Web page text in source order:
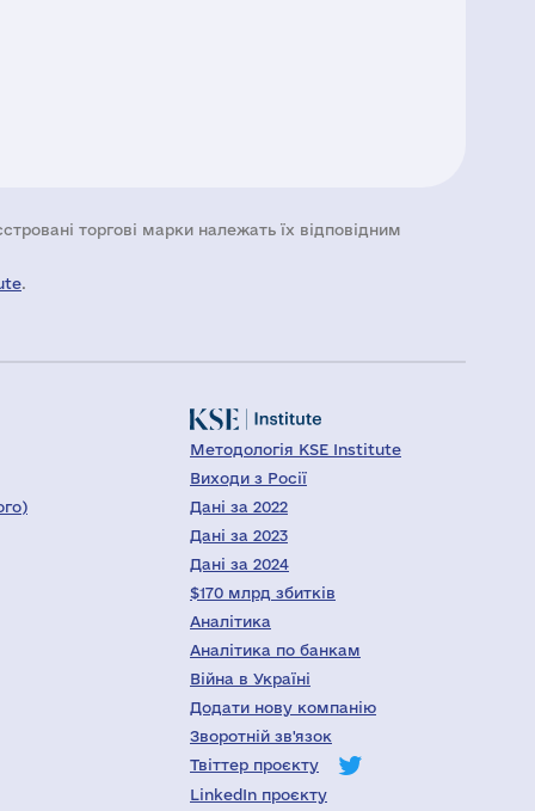
торгові марки належать їх відповідним
.
Методологія KSE Institute
Виходи з Росії
Дані за 2022
Дані за 2023
Дані за 2024
$170 млрд збитків
Аналітика
Аналітика по банкам
Війна в Україні
Додати нову компанію
Зворотній зв'язок
Твіттер проєкту
LinkedIn проєкту